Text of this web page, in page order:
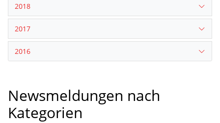
2018
2017
2016
Newsmeldungen nach
Kategorien